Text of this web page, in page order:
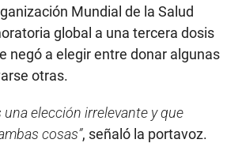
Mundial de la Salud
global a una tercera dosis
negó a elegir entre donar algunas
otras.
una elección irrelevante y que
cosas”, señaló la portavoz.